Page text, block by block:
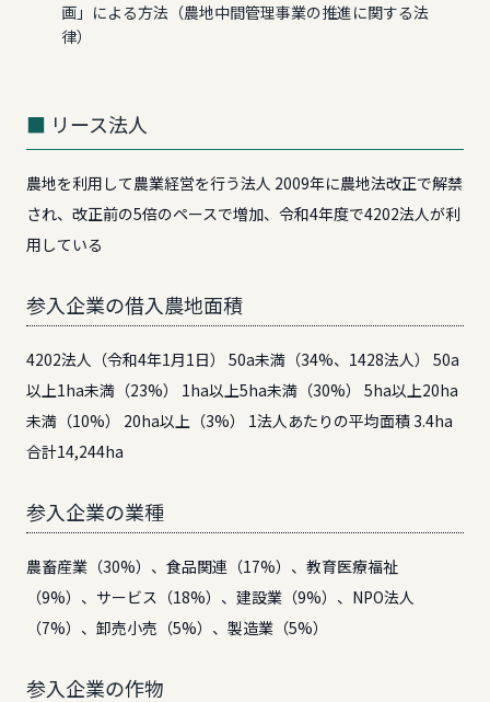
画」による方法（農地中間管理事業の推進に関する法
律）
リース法人
農地を利用して農業経営を行う法人 2009年に農地法改正で解禁
され、改正前の5倍のペースで増加、令和4年度で4202法人が利
用している
参入企業の借入農地面積
4202法人（令和4年1月1日） 50a未満（34%、1428法人） 50a
以上1ha未満（23%） 1ha以上5ha未満（30%） 5ha以上20ha
未満（10%） 20ha以上（3%） 1法人あたりの平均面積 3.4ha
合計14,244ha
参入企業の業種
農畜産業（30%）、食品関連（17%）、教育医療福祉
（9%）、サービス（18%）、建設業（9%）、NPO法人
（7%）、卸売小売（5%）、製造業（5%）
参入企業の作物